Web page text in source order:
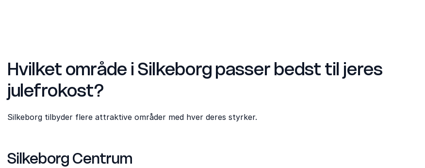
Hvilket område i Silkeborg passer bedst til jeres
julefrokost?
Silkeborg tilbyder flere attraktive områder med hver deres styrker.
Silkeborg Centrum